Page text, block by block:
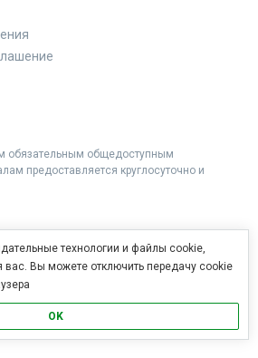
обязательным общедоступным
предоставляется круглосуточно и
технологии и файлы cookie,
вас. Вы можете отключить передачу cookie
OK